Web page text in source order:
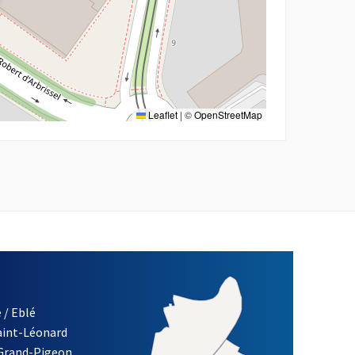
Leaflet | ©OpenStreetMap
/ Eblé
Léonard
Pigeon